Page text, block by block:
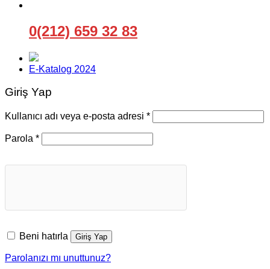
0(212) 659 32 83
E-Katalog 2024
Giriş Yap
Kullanıcı adı veya e-posta adresi *Gerekli
Parola *Gerekli
Beni hatırla Giriş Yap
Parolanızı mı unuttunuz?